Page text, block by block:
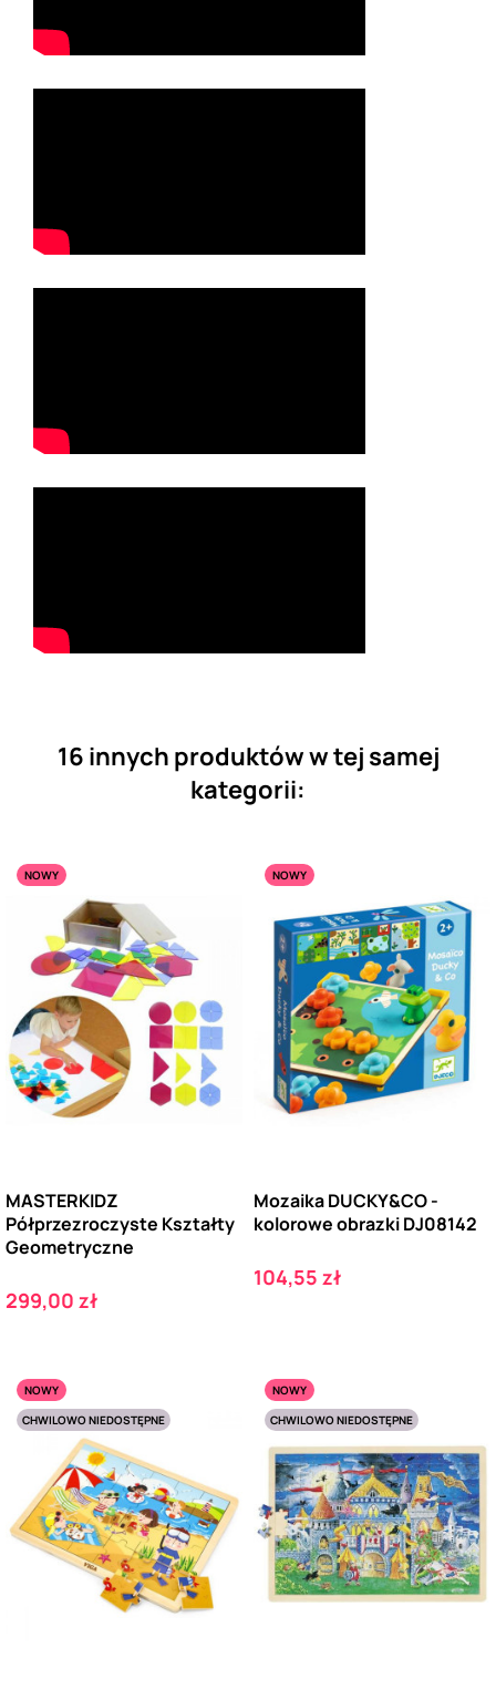
16 innych produktów w tej samej
kategorii:
NOWY
MASTERKIDZ
Półprzezroczyste Kształty
Geometryczne
Cena
299,00 zł
NOWY
Mozaika DUCKY&CO -
kolorowe obrazki DJ08142
Cena
104,55 zł
NOWY
CHWILOWO NIEDOSTĘPNE
NOWY
CHWILOWO NIEDOSTĘPNE